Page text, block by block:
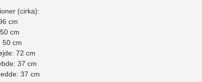
(cirka):
cm
cm
50 cm
72 cm
37 cm
37 cm